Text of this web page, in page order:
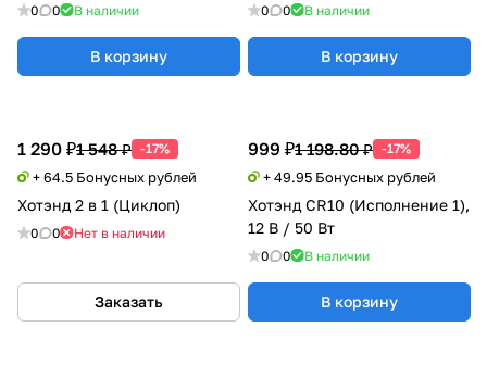
0 0 В наличии
В корзину
0 0 В наличии
В корзину
999 ₽1 198.80 ₽ -17%
+ 49.95 Бонусных рублей
Хотэнд CR10 (Исполнение 1),
12 В / 50 Вт
0 0 В наличии
В корзину
1 290 ₽1 548 ₽ -17%
+ 64.5 Бонусных рублей
Хотэнд 2 в 1 (Циклоп)
0 0 Нет в наличии
Заказать